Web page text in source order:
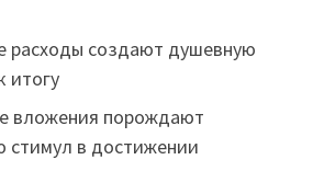
расходы создают душевную
итогу
вложения порождают
стимул в достижении